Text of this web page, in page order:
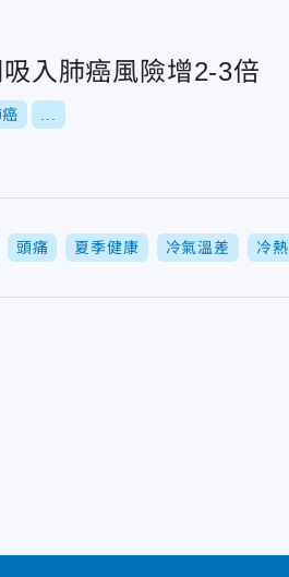
入肺癌風險增2-3倍
頭痛 夏季健康 冷氣溫差 冷